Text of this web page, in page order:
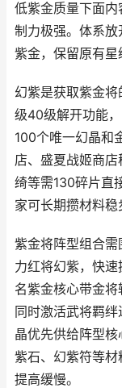
低紫金质量下面
制力极强。体系
紫金，保留原有星
幻紫是获取紫金
级40级解开功能
100个唯一幻晶和
店、盛夏战姬商
绮等需130碎片直
家可长期攒材料稳
紫金将阵型组合
力红将幻紫，快
名紫金核心带金将
同时激活武将羁
晶优先供给阵型
紫石、幻紫符等
提高缓慢。